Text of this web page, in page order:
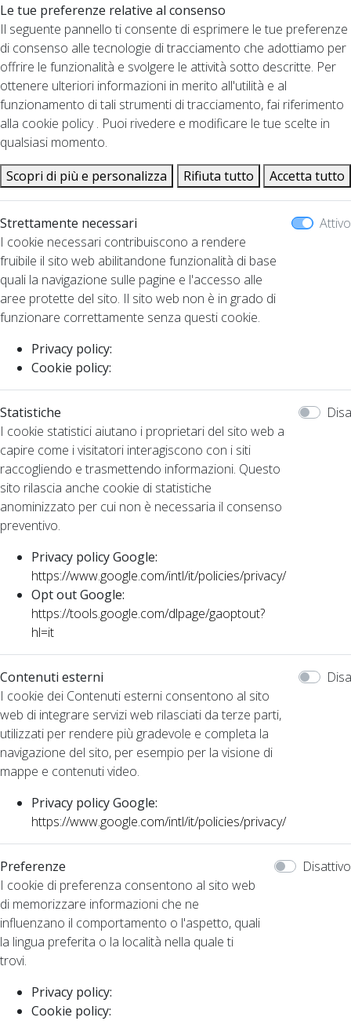
Le tue preferenze relative al consenso
Il seguente pannello ti consente di esprimere le tue preferenze
di consenso alle tecnologie di tracciamento che adottiamo per
offrire le funzionalità e svolgere le attività sotto descritte. Per
ottenere ulteriori informazioni in merito all'utilità e al
funzionamento di tali strumenti di tracciamento, fai riferimento
alla cookie policy . Puoi rivedere e modificare le tue scelte in
qualsiasi momento.
Scopri di più e personalizza
Rifiuta tutto Accetta tutto
Strettamente necessari
I cookie necessari contribuiscono a rendere
fruibile il sito web abilitandone funzionalità di base
quali la navigazione sulle pagine e l'accesso alle
aree protette del sito. Il sito web non è in grado di
funzionare correttamente senza questi cookie.
Privacy policy:
Cookie policy:
Attivo
Statistiche
I cookie statistici aiutano i proprietari del sito web a
capire come i visitatori interagiscono con i siti
raccogliendo e trasmettendo informazioni. Questo
sito rilascia anche cookie di statistiche
anominizzato per cui non è necessaria il consenso
preventivo.
Privacy policy Google:
https://www.google.com/intl/it/policies/privacy/
Opt out Google:
https://tools.google.com/dlpage/gaoptout?
hl=it
Contenuti esterni
I cookie dei Contenuti esterni consentono al sito
web di integrare servizi web rilasciati da terze parti,
utilizzati per rendere più gradevole e completa la
navigazione del sito, per esempio per la visione di
mappe e contenuti video.
Privacy policy Google:
https://www.google.com/intl/it/policies/privacy/
Preferenze
I cookie di preferenza consentono al sito web
di memorizzare informazioni che ne
influenzano il comportamento o l'aspetto, quali
la lingua preferita o la località nella quale ti
trovi.
Privacy policy:
Cookie policy:
Disattivo